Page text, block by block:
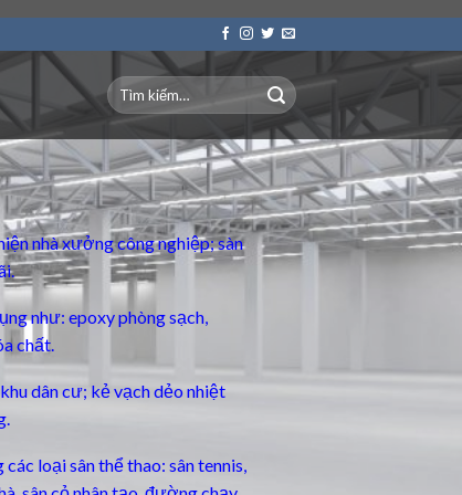
nhà xưởng công nghiệp; sàn
như: epoxy phòng sạch,
chất.
dân cư; kẻ vạch dẻo nhiệt
loại sân thể thao: sân tennis,